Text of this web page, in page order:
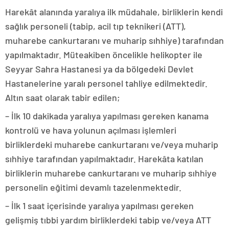
Harekât alanında yaralıya ilk müdahale, birliklerin kendi
sağlık personeli (tabip, acil tıp teknikeri (ATT),
muharebe cankurtaranı ve muharip sıhhiye) tarafından
yapılmaktadır. Müteakiben öncelikle helikopter ile
Seyyar Sahra Hastanesi ya da bölgedeki Devlet
Hastanelerine yaralı personel tahliye edilmektedir.
Altın saat olarak tabir edilen;
– İlk 10 dakikada yaralıya yapılması gereken kanama
kontrolü ve hava yolunun açılması işlemleri
birliklerdeki muharebe cankurtaranı ve/veya muharip
sıhhiye tarafından yapılmaktadır. Harekâta katılan
birliklerin muharebe cankurtaranı ve muharip sıhhiye
personelin eğitimi devamlı tazelenmektedir.
– İlk 1 saat içerisinde yaralıya yapılması gereken
gelişmiş tıbbi yardım birliklerdeki tabip ve/veya ATT